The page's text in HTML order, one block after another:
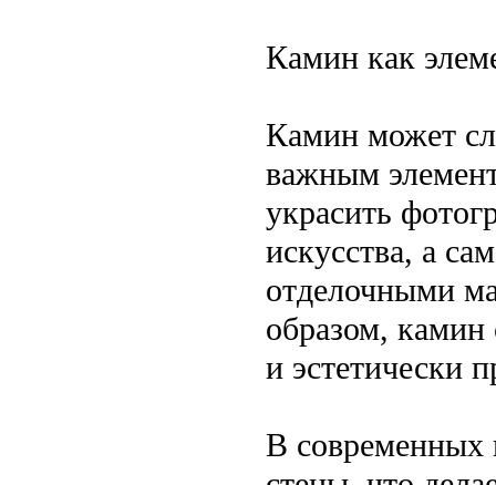
Камин как
Камин может
важным
украсить
искусства, а
отделочными
образом, камин
и эстетически
В современных